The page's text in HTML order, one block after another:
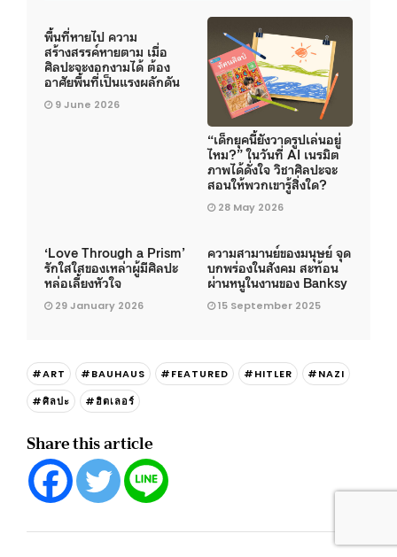
พื้นที่หายไป ความ
สร้างสรรค์หายตาม เมื่อ
ศิลปะจะงอกงามได้ ต้อง
อาศัยพื้นที่เป็นแรงผลักดัน
9 June 2026
“เด็กยุคนี้ยังวาดรูปเล่นอยู่
ไหม?” ในวันที่ AI เนรมิต
ภาพได้ดั่งใจ วิชาศิลปะจะ
สอนให้พวกเขารู้สิ่งใด?
28 May 2026
‘Love Through a Prism’
รักใสใสของเหล่าผู้มีศิลปะ
หล่อเลี้ยงหัวใจ
29 January 2026
ความสามานย์ของมนุษย์ จุด
บกพร่องในสังคม สะท้อน
ผ่านหนูในงานของ Banksy
15 September 2025
#ART #BAUHAUS #FEATURED #HITLER
#NAZI
#ศิลปะ
#ฮิตเลอร์
Share this article